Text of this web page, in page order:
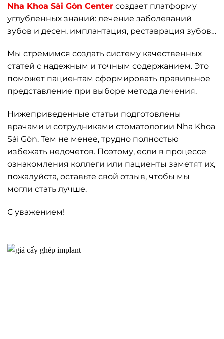
Nha Khoa Sài Gòn Center создает платформу
углубленных знаний: лечение заболеваний
зубов и десен, имплантация, реставрация зубов…
Мы стремимся создать систему качественных
статей с надежным и точным содержанием. Это
поможет пациентам сформировать правильное
представление при выборе метода лечения.
Нижеприведенные статьи подготовлены
врачами и сотрудниками стоматологии Nha Khoa
Sài Gòn. Тем не менее, трудно полностью
избежать недочетов. Поэтому, если в процессе
ознакомления коллеги или пациенты заметят их,
пожалуйста, оставьте свой отзыв, чтобы мы
могли стать лучше.
С уважением!